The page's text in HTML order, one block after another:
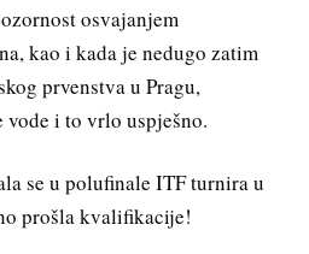
osvajanjem
kao i kada je nedugo zatim
prvenstva u Pragu,
i to vrlo uspješno.
se u polufinale ITF turnira u
prošla kvalifikacije!